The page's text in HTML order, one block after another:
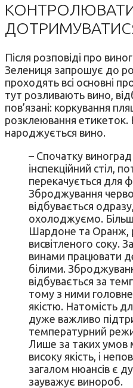
КОНТРОЛЮВАТИ
Після розповіді про
Зелениця запрошує до
проходять всі основні
тут розливають вино,
пов’язані: коркування
розклеювання етикеток.
народжується вино.
– Спочатку
інспекційний стіл,
перекачується для
Зброджування
відбувається
охолоджуємо.
Шардоне та Оранж,
висвітленого соку.
винами працювати
білими.
відбувається за
тому з ними головне
якістю. Натомість
дуже важливо
температурний
Лише за таких умов
високу якість, і
загалом нюансів є
зауважує винороб.